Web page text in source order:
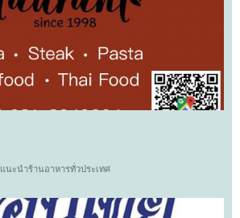
แนะนำร้านอาหารทั่วประเทศ